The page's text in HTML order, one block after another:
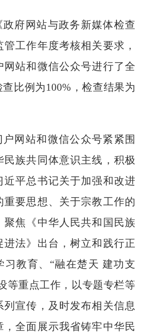
政府网站与政务新媒体检查
工作年度考核相关要求，
网站和微信公众号进行了全
比例为 100%，检查结果为
户网站和微信公众号紧紧围
民族共同体意识主线，积极
近平总书记关于加强和改进
重要思想、关于宗教工作的
聚焦 《中华人民共和国民族
法》 出台 ，树立和践行正
教育、 “融在楚天 建功支
等重点工作， 以专题专栏等
宣传， 及时发布相关信息
，全面展示我省铸牢中华民